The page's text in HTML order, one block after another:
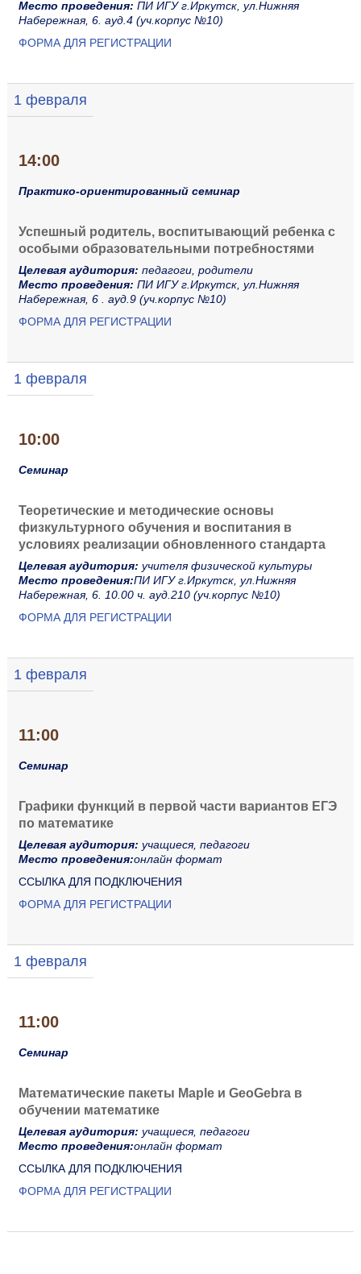
Место проведения: ПИ ИГУ г.Иркутск, ул.Нижняя
Набережная, 6. ауд.4 (уч.корпус №10)
ФОРМА ДЛЯ РЕГИСТРАЦИИ
1 февраля
14:00
Практико-ориентированный семинар
Успешный родитель, воспитывающий ребенка с
особыми образовательными потребностями
Целевая аудитория: педагоги, родители
Место проведения: ПИ ИГУ г.Иркутск, ул.Нижняя
Набережная, 6 . ауд.9 (уч.корпус №10)
ФОРМА ДЛЯ РЕГИСТРАЦИИ
1 февраля
10:00
Семинар
Теоретические и методические основы
физкультурного обучения и воспитания в
условиях реализации обновленного стандарта
Целевая аудитория: учителя физической культуры
Место проведения:ПИ ИГУ г.Иркутск, ул.Нижняя
Набережная, 6. 10.00 ч. ауд.210 (уч.корпус №10)
ФОРМА ДЛЯ РЕГИСТРАЦИИ
1 февраля
11:00
Семинар
Графики функций в первой части вариантов ЕГЭ
по математике
Целевая аудитория: учащиеся, педагоги
Место проведения:онлайн формат
ССЫЛКА ДЛЯ ПОДКЛЮЧЕНИЯ
ФОРМА ДЛЯ РЕГИСТРАЦИИ
1 февраля
11:00
Семинар
Математические пакеты Maple и GeoGebra в
обучении математике
Целевая аудитория: учащиеся, педагоги
Место проведения:онлайн формат
ССЫЛКА ДЛЯ ПОДКЛЮЧЕНИЯ
ФОРМА ДЛЯ РЕГИСТРАЦИИ